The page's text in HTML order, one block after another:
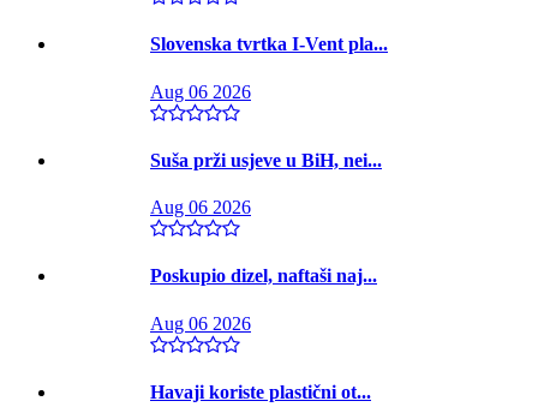
Slovenska tvrtka I-Vent pla...
Aug 06 2026
Suša prži usjeve u BiH, nei...
Aug 06 2026
Poskupio dizel, naftaši naj...
Aug 06 2026
Havaji koriste plastični ot...